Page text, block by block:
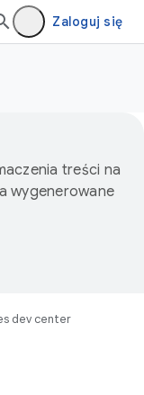
Zaloguj się
treści na
wygenerowane
dev center